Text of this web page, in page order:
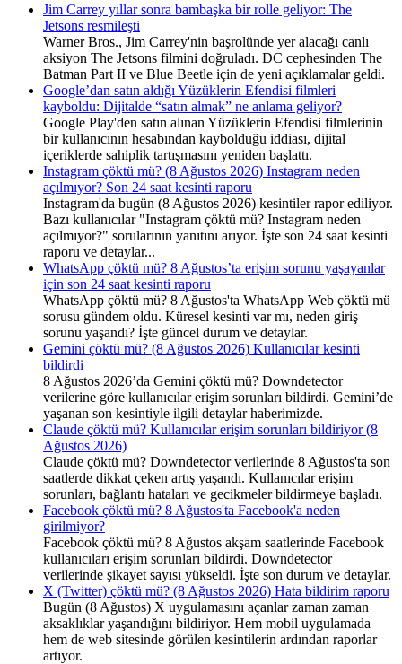
Jim Carrey yıllar sonra bambaşka bir rolle geliyor: The
Jetsons resmileşti
Warner Bros., Jim Carrey'nin başrolünde yer alacağı canlı
aksiyon The Jetsons filmini doğruladı. DC cephesinden The
Batman Part II ve Blue Beetle için de yeni açıklamalar geldi.
Google’dan satın aldığı Yüzüklerin Efendisi filmleri
kayboldu: Dijitalde “satın almak” ne anlama geliyor?
Google Play'den satın alınan Yüzüklerin Efendisi filmlerinin
bir kullanıcının hesabından kaybolduğu iddiası, dijital
içeriklerde sahiplik tartışmasını yeniden başlattı.
Instagram çöktü mü? (8 Ağustos 2026) Instagram neden
açılmıyor? Son 24 saat kesinti raporu
Instagram'da bugün (8 Ağustos 2026) kesintiler rapor ediliyor.
Bazı kullanıcılar "Instagram çöktü mü? Instagram neden
açılmıyor?" sorularının yanıtını arıyor. İşte son 24 saat kesinti
raporu ve detaylar...
WhatsApp çöktü mü? 8 Ağustos’ta erişim sorunu yaşayanlar
için son 24 saat kesinti raporu
WhatsApp çöktü mü? 8 Ağustos'ta WhatsApp Web çöktü mü
sorusu gündem oldu. Küresel kesinti var mı, neden giriş
sorunu yaşandı? İşte güncel durum ve detaylar.
Gemini çöktü mü? (8 Ağustos 2026) Kullanıcılar kesinti
bildirdi
8 Ağustos 2026’da Gemini çöktü mü? Downdetector
verilerine göre kullanıcılar erişim sorunları bildirdi. Gemini’de
yaşanan son kesintiyle ilgili detaylar haberimizde.
Claude çöktü mü? Kullanıcılar erişim sorunları bildiriyor (8
Ağustos 2026)
Claude çöktü mü? Downdetector verilerinde 8 Ağustos'ta son
saatlerde dikkat çeken artış yaşandı. Kullanıcılar erişim
sorunları, bağlantı hataları ve gecikmeler bildirmeye başladı.
Facebook çöktü mü? 8 Ağustos'ta Facebook'a neden
girilmiyor?
Facebook çöktü mü? 8 Ağustos akşam saatlerinde Facebook
kullanıcıları erişim sorunları bildirdi. Downdetector
verilerinde şikayet sayısı yükseldi. İşte son durum ve detaylar.
X (Twitter) çöktü mü? (8 Ağustos 2026) Hata bildirim raporu
Bugün (8 Ağustos) X uygulamasını açanlar zaman zaman
aksaklıklar yaşandığını bildiriyor. Hem mobil uygulamada
hem de web sitesinde görülen kesintilerin ardından raporlar
artıyor.